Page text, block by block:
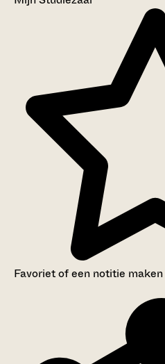
Favoriet of een notitie maken